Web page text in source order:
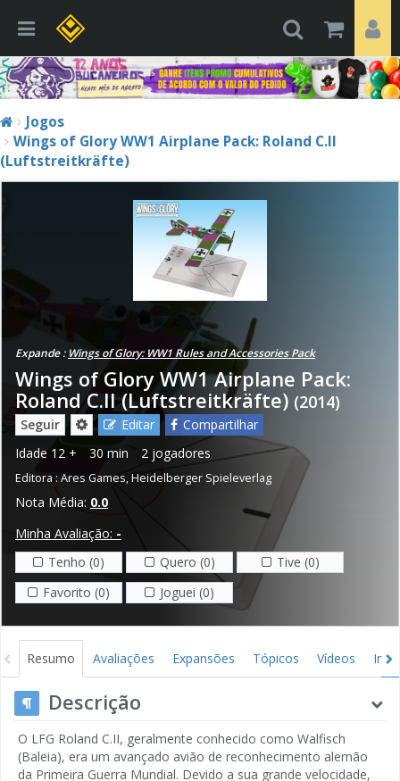
Jogos
Wings of Glory WW1 Airplane Pack: Roland C.II
(Luftstreitkräfte)
Expande : Wings of Glory: WW1 Rules and Accessories Pack
Wings of Glory WW1 Airplane Pack:
Roland C.II (Luftstreitkräfte) (2014)
Seguir Editar
Compartilhar
Idade 12 + 30 min 2 jogadores
Editora : Ares Games,Heidelberger Spieleverlag
Nota Média: 0.0
Minha Avaliação: -
Tenho (0)
Quero (0)
Tive (0)
Favorito (0)
Joguei (0)
Resumo Avaliações Expansões Tópicos Vídeos
Descrição
O LFG Roland C.II, geralmente conhecido como Walfisch
(Baleia), era um avançado avião de reconhecimento alemão
da Primeira Guerra Mundial. Devido a sua grande velocidade,